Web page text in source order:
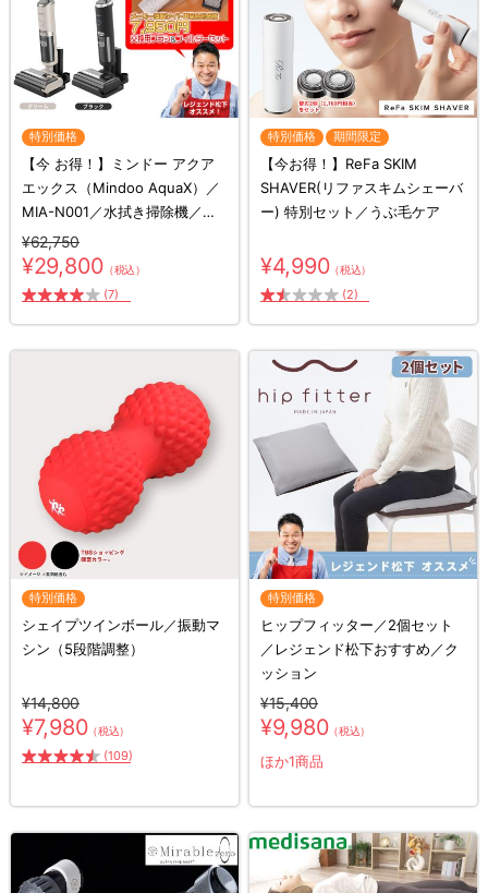
特別価格
【今 お得！】ミンドー アクア
エックス（Mindoo AquaX）／
MIA-N001／水拭き掃除機／コ
ードレス掃除機／スティック掃
除機
¥62,750
¥29,800（税込）
(7)
特別価格 期間限定
【今お得！】ReFa SKIM
SHAVER(リファスキムシェーバ
ー) 特別セット／うぶ毛ケア
¥4,990（税込）
(2)
特別価格
シェイプツインボール／振動マ
シン（5段階調整）
¥14,800
¥7,980（税込）
(109)
特別価格
ヒップフィッター／2個セット
／レジェンド松下おすすめ／ク
ッション
¥15,400
¥9,980（税込）
ほか1商品